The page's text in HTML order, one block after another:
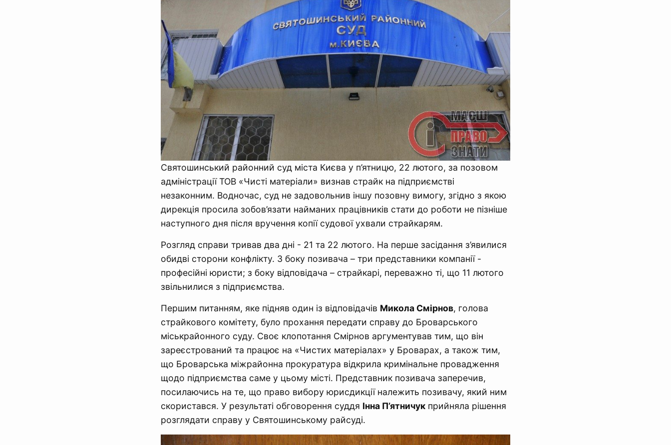
Святошинський районний суд міста Києва у п’ятницю, 22 лютого, за позовом
адміністрації ТОВ «Чисті матеріали» визнав страйк на підприємстві
незаконним. Водночас, суд не задовольнив іншу позовну вимогу, згідно з якою
дирекція просила зобов’язати найманих працівників стати до роботи не пізніше
наступного дня після вручення копії судової ухвали страйкарям.
Розгляд справи тривав два дні - 21 та 22 лютого. На перше засідання з’явилися
обидві сторони конфлікту. З боку позивача – три представники компанії -
професійні юристи; з боку відповідача – страйкарі, переважно ті, що 11 лютого
звільнилися з підприємства.
Першим питанням, яке підняв один із відповідачів Микола Смірнов, голова
страйкового комітету, було прохання передати справу до Броварського
міськрайонного суду. Своє клопотання Смірнов аргументував тим, що він
зареєстрований та працює на «Чистих матеріалах» у Броварах, а також тим,
що Броварська міжрайонна прокуратура відкрила кримінальне провадження
щодо підприємства саме у цьому місті. Представник позивача заперечив,
посилаючись на те, що право вибору юрисдикції належить позивачу, який ним
скористався. У результаті обговорення суддя Інна П’ятничук прийняла рішення
розглядати справу у Святошинському райсуді.